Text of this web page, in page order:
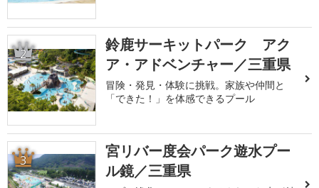
2
鈴鹿サーキットパーク アク
ア・アドベンチャー／三重県
冒険・発見・体験に挑戦。家族や仲間と
「できた！」を体感できるプール
3
宮リバー度会パーク遊水プー
ル鏡／三重県